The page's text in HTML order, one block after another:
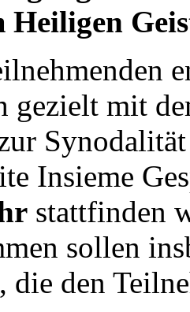
Heiligen
gezielt mit
Insieme
stattfinden
sollen
die den